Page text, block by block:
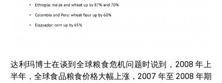
达利玛博士在谈到全球粮食危机问题时说到，2008 年上
半年，全球食品粮食价格大幅上涨，2007 年至 2008 年期